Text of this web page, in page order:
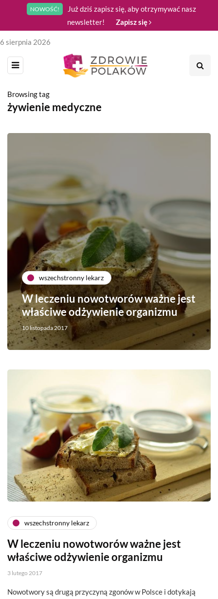
NOWOŚĆ!
Już dziś zapisz się, aby otrzymywać nasz
newsletter!
Zapisz się
6 sierpnia 2026
Browsing tag
żywienie medyczne
wszechstronny lekarz
W leczeniu nowotworów ważne jest
właściwe odżywienie organizmu
10 listopada 2017
wszechstronny lekarz
W leczeniu nowotworów ważne jest
właściwe odżywienie organizmu
3 lutego 2017
Nowotwory są drugą przyczyną zgonów w Polsce i dotykają